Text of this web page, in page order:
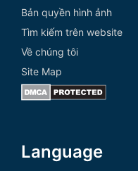
Bản quyền hình ảnh
Tìm kiếm trên website
Về chúng tôi
Site Map
Language